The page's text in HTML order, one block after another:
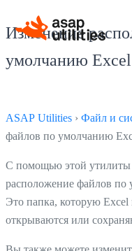
Изменение
умолчанию Excel
ASAP Utilities › Файл и
файлов по умолчанию
С помощью этой утилиты
расположение файлов по
Это папка, которую Excel
открываются или